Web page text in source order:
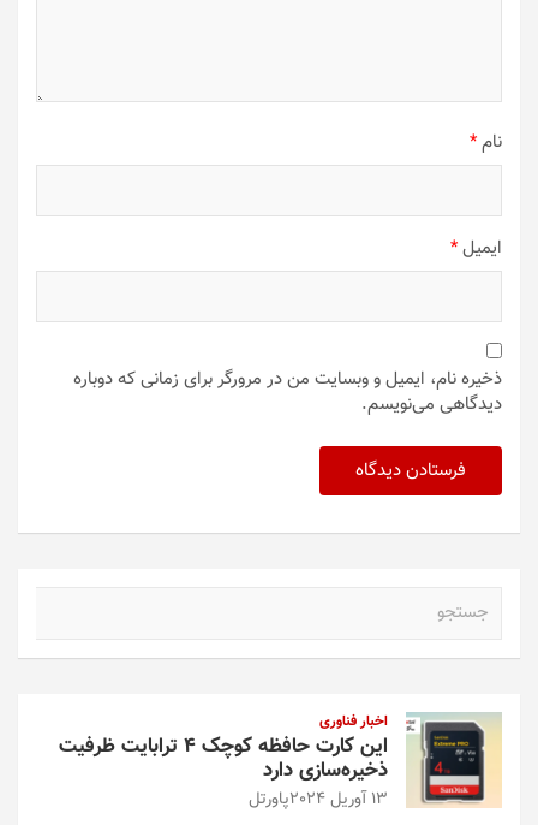
نام*
ایمیل*
ذخیره نام، ایمیل و وبسایت من در مرورگر برای زمانی که دوباره
دیدگاهی می‌نویسم.
اخبار فناوری
این کارت حافظه کوچک ۴ ترابایت ظرفیت
ذخیره‌سازی دارد
13 آوریل 2024 پاورتل